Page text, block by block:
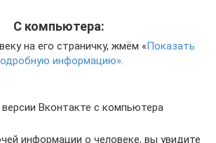
С компьютера:
на его страничку, жмём «Показать
информацию».
Вконтакте с компьютера
информации о человеке, вы увидите